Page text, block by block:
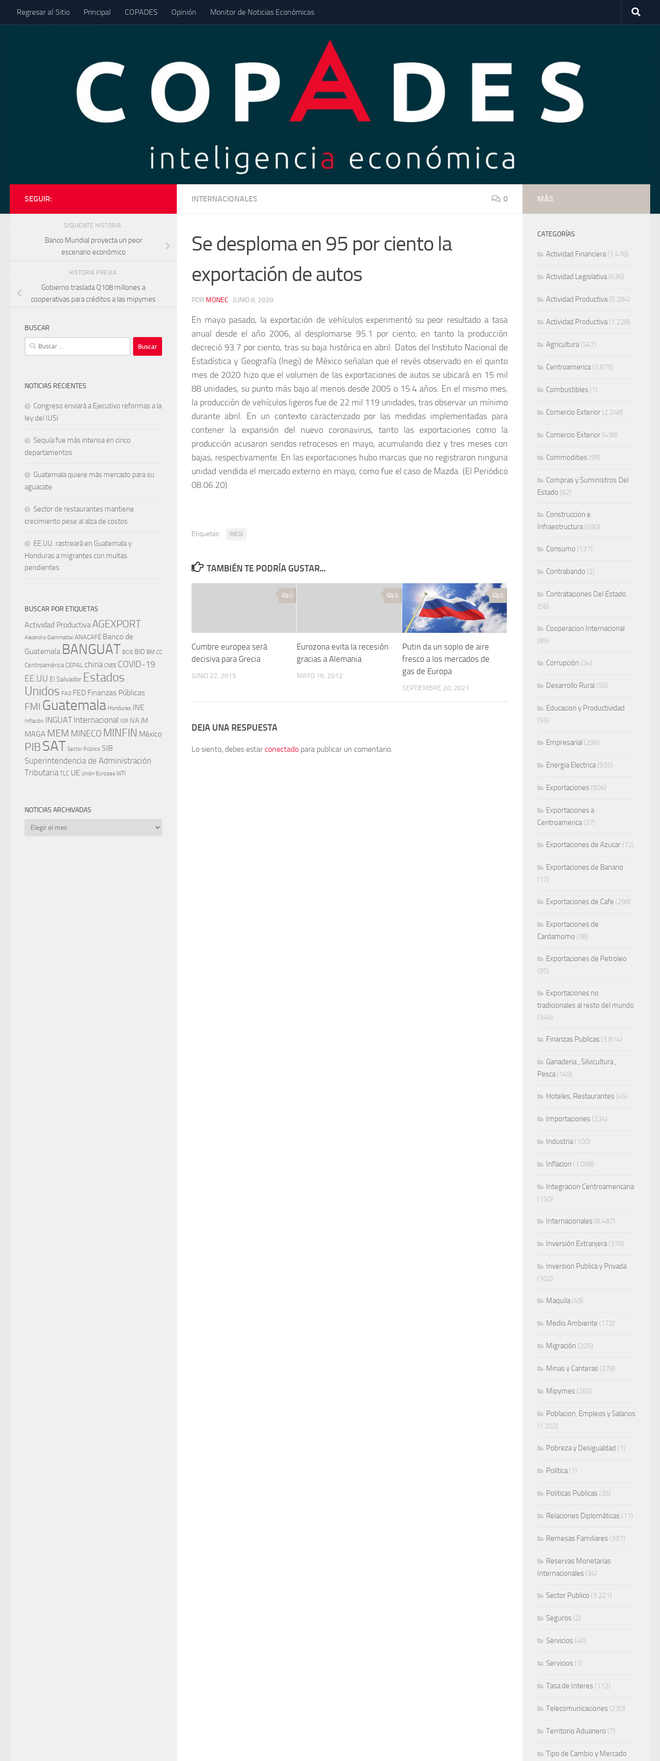
Saltar al contenido
Regresar al Sitio Principal COPADES Opinión Monitor de Noticias Económicas
INTERNACIONALES 0
Se desploma en 95 por ciento la
exportación de autos
POR MONEC · JUNIO 8, 2020
En mayo pasado, la exportación de vehículos experimentó su peor resultado a tasa
anual desde el año 2006, al desplomarse 95.1 por ciento; en tanto la producción
decreció 93.7 por ciento, tras su baja histórica en abril. Datos del Instituto Nacional de
Estadística y Geografía (Inegi) de México señalan que el revés observado en el quinto
mes de 2020 hizo que el volumen de las exportaciones de autos se ubicará en 15 mil
88 unidades, su punto más bajo al menos desde 2005 o 15.4 años. En el mismo mes,
la producción de vehículos ligeros fue de 22 mil 119 unidades, tras observar un mínimo
durante abril. En un contexto caracterizado por las medidas implementadas para
contener la expansión del nuevo coronavirus, tanto las exportaciones como la
producción acusaron sendos retrocesos en mayo, acumulando diez y tres meses con
bajas, respectivamente. En las exportaciones hubo marcas que no registraron ninguna
unidad vendida el mercado externo en mayo, como fue el caso de Mazda. (El Periódico
08.06.20)
Etiquetas: INEGI
TAMBIÉN TE PODRÍA GUSTAR...
0
Cumbre europea será
decisiva para Grecia
JUNIO 22, 2015
0
Eurozona evita la recesión
gracias a Alemania
MAYO 16, 2012
0
Putin da un soplo de aire
fresco a los mercados de
gas de Europa
SEPTIEMBRE 20, 2021
DEJA UNA RESPUESTA
Lo siento, debes estarconectado para publicar un comentario.
SEGUIR:
SIGUIENTE HISTORIA
Banco Mundial proyecta un peor
escenario económico
HISTORIA PREVIA
Gobierno traslada Q108 millones a
cooperativas para créditos a las mipymes
BUSCAR
Buscar:
NOTICIAS RECIENTES
Congreso enviará a Ejecutivo reformas a la
ley del IUSI
Sequía fue más intensa en cinco
departamentos
Guatemala quiere más mercado para su
aguacate
Sector de restaurantes mantiene
crecimiento pese al alza de costos
EE.UU. rastreará en Guatemala y
Honduras a migrantes con multas
pendientes
BUSCAR POR ETIQUETAS
Actividad ProductivaAGEXPORT
Alejandro Giammattei ANACAFÉ Banco de
Guatemala BANGUAT BCIE BID BM CC
Centroamérica CEPAL china CNEE COVID-19
EE.UU El Salvador Estados
Unidos FAO FED Finanzas Públicas
FMI Guatemala Honduras INE
Inflación INGUAT Internacional ISR IVA JM
MAGA MEM MINECO MINFIN México
PIBSAT Sector Público SIB
Superintendencia de Administración
Tributaria TLC UE Unión Europea WTI
NOTICIAS ARCHIVADAS
Noticias
MÁS
CATEGORÍAS
Actividad Financiera(1.476)
Actividad Legislativa(636)
Actividad Productiva(5.284)
Actividad Productiva(1.228)
Agricultura(547)
Centroamerica(3.875)
Combustibles (1)
Comercio Exterior (2.248)
Comercio Exterior (438)
Commodities (99)
Compras y Suministros Del
Estado (62)
Construccion e
Infraestructura(590)
Consumo (137)
Contrabando (2)
Contrataciones Del Estado
(56)
Cooperacion Internacional
(89)
Corrupción (34)
Desarrollo Rural (55)
Educacion y Productividad
(55)
Empresarial (296)
Energia Electrica(935)
Exportaciones (506)
Exportaciones a
Centroamerica(37)
Exportaciones de Azucar (72)
Exportaciones de Banano
(17)
Exportaciones de Cafe (298)
Exportaciones de
Cardamomo (38)
Exportaciones de Petroleo
(95)
Exportaciones no
tradicionales al resto del mundo
(346)
Finanzas Publicas (3.814)
Ganaderia , Silvicultura ,
Pesca(149)
Hoteles, Restaurantes (45)
Importaciones (234)
Industria(100)
Inflacion (1.098)
Integracion Centroamericana
(150)
Internacionales (8.487)
Inversión Extranjera(378)
Inversion Publica y Privada
(102)
Maquila(49)
Medio Ambiente (172)
Migración (205)
Minas y Canteras (278)
Mipymes (265)
Poblacion, Empleos y Salarios
(1.202)
Pobreza y Desigualdad (1)
Política(1)
Politicas Publicas (35)
Relaciones Diplomáticas (17)
Remesas Familiares (397)
Reservas Monetarias
Internacionales (34)
Sector Publico (3.221)
Seguros (2)
Servicios (40)
Servicios (1)
Tasa de Interes (112)
Telecomunicaciones (230)
Territorio Aduanero (7)
Tipo de Cambio y Mercado